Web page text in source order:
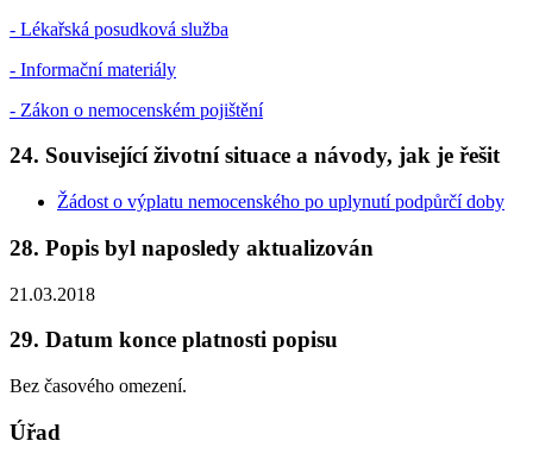
- Lékařská posudková služba
- Informační materiály
- Zákon o nemocenském pojištění
24. Související životní situace a návody, jak je řešit
Žádost o výplatu nemocenského po uplynutí podpůrčí doby
28. Popis byl naposledy aktualizován
21.03.2018
29. Datum konce platnosti popisu
Bez časového omezení.
Úřad